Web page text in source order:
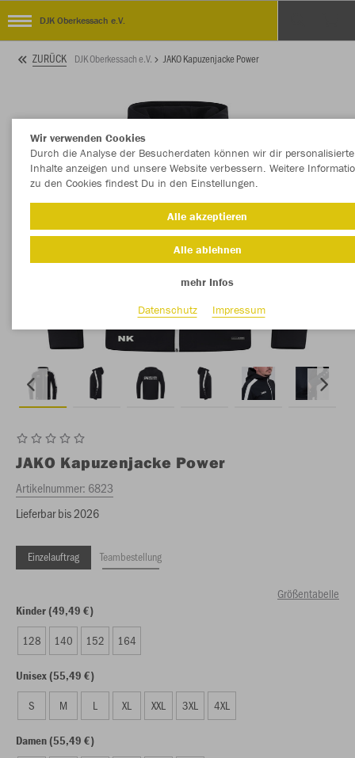
DJK Oberkessach e.V.
ZURÜCK DJK Oberkessach e.V. JAKO Kapuzenjacke Power
JAKO Kapuzenjacke Power
Artikelnummer: 6823
Lieferbar bis 2026
Einzelauftrag Teambestellung
Größentabelle
Kinder (49,49 €)
128 140 152 164
Unisex (55,49 €)
S M L XL XXL 3XL 4XL
Damen (55,49 €)
Wir verwenden Cookies
Durch die Analyse der Besucherdaten können wir dir personalisierte
Inhalte anzeigen und unsere Website verbessern. Weitere
zu den Cookies findest Du in den Einstellungen.
Alle akzeptieren
Alle ablehnen
mehr Infos
Datenschutz
Impressum